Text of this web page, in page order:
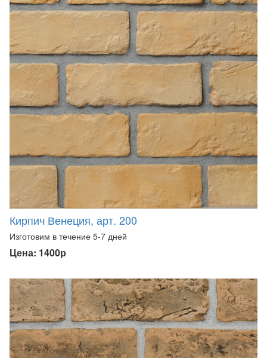
Кирпич Венеция, арт. 200
Изготовим в течение 5-7 дней
Цена: 1400р